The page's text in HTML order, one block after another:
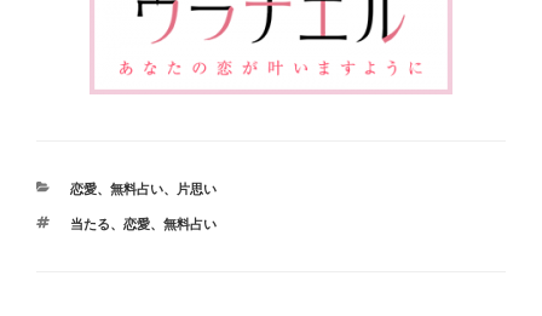
カ
ゴ
恋愛、 無料占い、 片思い
タ
当たる、 恋愛、 無料占い